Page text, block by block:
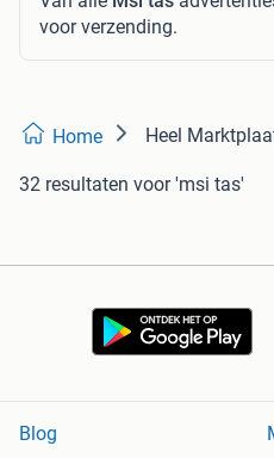
voor verzending.
Home Heel
32 resultaten voor 'msi tas'
Blog